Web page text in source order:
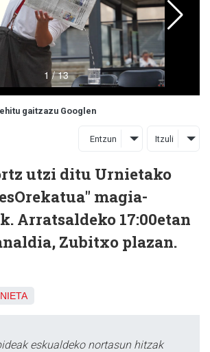
gaitzazu Googlen
Entzun Itzuli
utzi ditu Urnietako
magia-
Arratsaldeko 17:00etan
Zubitxo plazan.
eskualdeko nortasun hitzak